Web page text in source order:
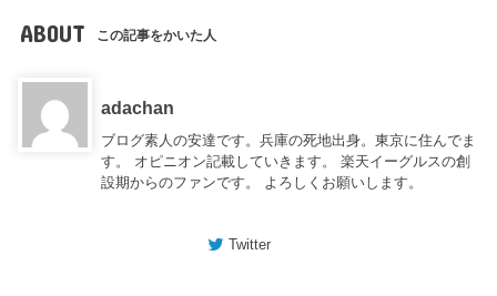
ABOUT この記事をかいた人
adachan
ブログ素人の安達です。兵庫の死地出身。東京に住んでま
す。 オピニオン記載していきます。 楽天イーグルスの創
設期からのファンです。 よろしくお願いします。
Twitter